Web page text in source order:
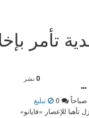
تأمر
0 نشر
تبليغ